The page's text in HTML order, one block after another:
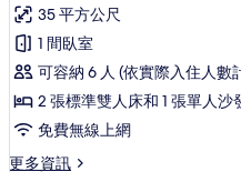
華
客
房,
非
吸
煙
則
評
論)
35 平方公尺
1 間臥室
可容納 6 人 (依實際入住人數
2 張標準雙人床和 1 張單人沙
免費無線上網
更多資訊
更